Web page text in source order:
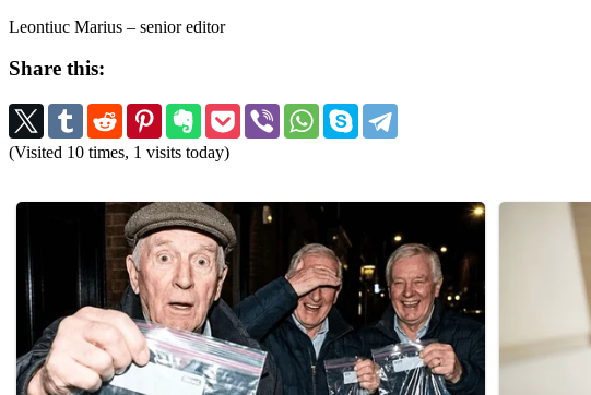
Leontiuc Marius – senior editor
Share this:
(Visited 10 times, 1 visits today)